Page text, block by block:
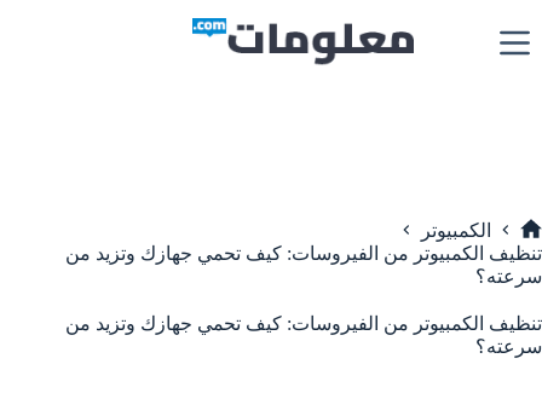
إلى
المحتوى
الرئيسية
الكمبيوتر
تنظيف الكمبيوتر من الفيروسات: كيف تحمي جهازك وتزيد من
سرعته؟
تنظيف الكمبيوتر من الفيروسات: كيف تحمي جهازك وتزيد من
سرعته؟